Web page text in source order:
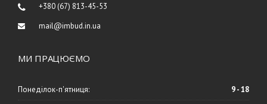
+380 (67) 813-45-53
mail@imbud.in.ua
МИ ПРАЦЮЄМО
Понеділок-п'ятниця: 9 - 18